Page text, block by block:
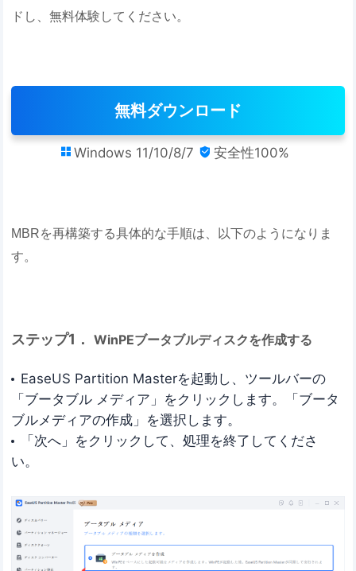
ドし、無料体験してください。
無料ダウンロード
 Windows 11/10/8/7  安全性100%
MBRを再構築する具体的な手順は、以下のようになりま
す。
ステップ1． WinPEブータブルディスクを作成する
EaseUS Partition Masterを起動し、ツールバーの
「ブータブル メディア」をクリックします。「ブータ
ブルメディアの作成」を選択します。
「次へ」をクリックして、処理を終了してくださ
い。